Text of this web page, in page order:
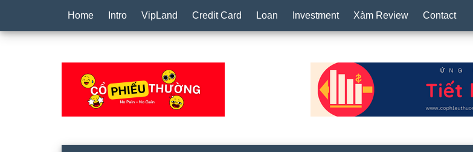
Home Intro VipLand Credit Card Loan Investment Xàm Review Contact